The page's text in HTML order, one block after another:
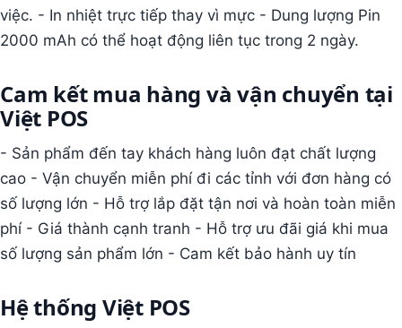
việc. - In nhiệt trực tiếp thay vì mực - Dung lượng Pin
2000 mAh có thể hoạt động liên tục trong 2 ngày.
Cam kết mua hàng và vận chuyển tại
Việt POS
- Sản phẩm đến tay khách hàng luôn đạt chất lượng
cao - Vận chuyển miễn phí đi các tỉnh với đơn hàng có
số lượng lớn - Hỗ trợ lắp đặt tận nơi và hoàn toàn miễn
phí - Giá thành cạnh tranh - Hỗ trợ ưu đãi giá khi mua
số lượng sản phẩm lớn - Cam kết bảo hành uy tín
Hệ thống Việt POS